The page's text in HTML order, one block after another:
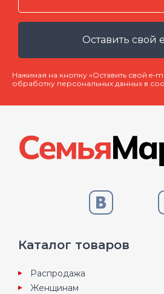
Оставить свой
Нажимая на кнопку «Оставить свой e-
обработку персональных данных в
Каталог товаров
Распродажа
Женщинам